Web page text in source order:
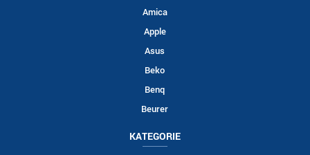
Amica
Apple
Asus
Beko
Benq
Beurer
KATEGORIE